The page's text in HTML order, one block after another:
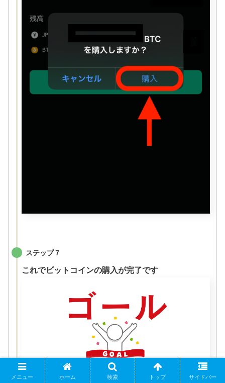
ステップ７
これでビットコインの購入が完了です
メニュー ホーム 検索 トップ サイドバー